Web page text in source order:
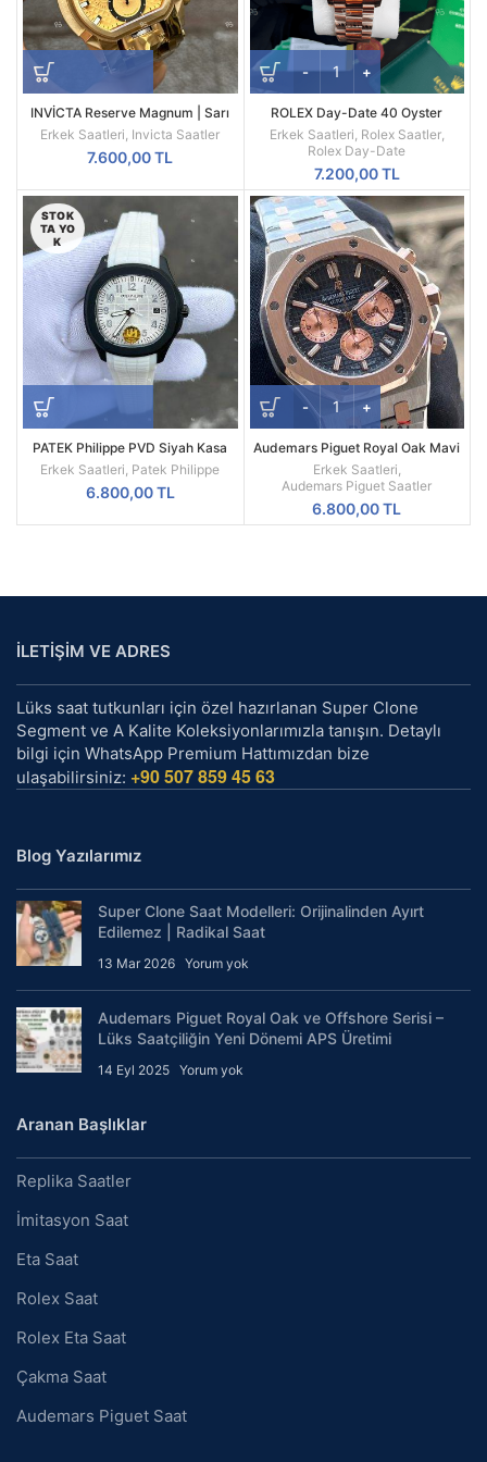
INVİCTA Reserve Magnum | Sarı
Kasa | Sarı Kadran | 52MM |
Quartz | Radikal Saat
Erkek Saatleri Invicta Saatler
7.600,00TL
ROLEX Day-Date 40 Oyster
Everose Gold Ref M228235-0025
Erkek Saatleri Rolex Saatler,
Rolex Day-Date
7.200,00TL
STOK
TA YO
K
PATEK Philippe PVD Siyah Kasa
Beyaz Silikon Kordon
Erkek Saatleri Patek Philippe
6.800,00TL
Audemars Piguet Royal Oak Mavi
Kadran 41mm Replika Erkek Kol
Saati
Erkek Saatleri
Audemars Piguet Saatler
6.800,00TL
İLETİŞİM VE ADRES
Lüks saat tutkunları için özel hazırlanan Super Clone
Segment ve A Kalite Koleksiyonlarımızla tanışın. Detaylı
bilgi için WhatsApp Premium Hattımızdan bize
ulaşabilirsiniz: +90 507 859 45 63
Blog Yazılarımız
Super Clone Saat Modelleri: Orijinalinden Ayırt
Edilemez | Radikal Saat
13 Mar 2026 Yorum yok
Audemars Piguet Royal Oak ve Offshore Serisi –
Lüks Saatçiliğin Yeni Dönemi APS Üretimi
14 Eyl 2025 Yorum yok
Aranan Başlıklar
Replika Saatler
İmitasyon Saat
Eta Saat
Rolex Saat
Rolex Eta Saat
Çakma Saat
Audemars Piguet Saat